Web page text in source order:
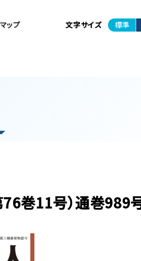
ップ 文字サイズ 標準
76巻11号）通巻989